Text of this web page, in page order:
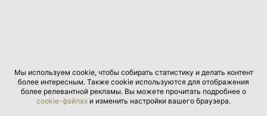
Мы используем cookie, чтобы собирать статистику и делать контент
более интересным. Также cookie используются для отображения
более релевантной рекламы. Вы можете прочитать подробнее о
cookie-файлах и изменить настройки вашего браузера.